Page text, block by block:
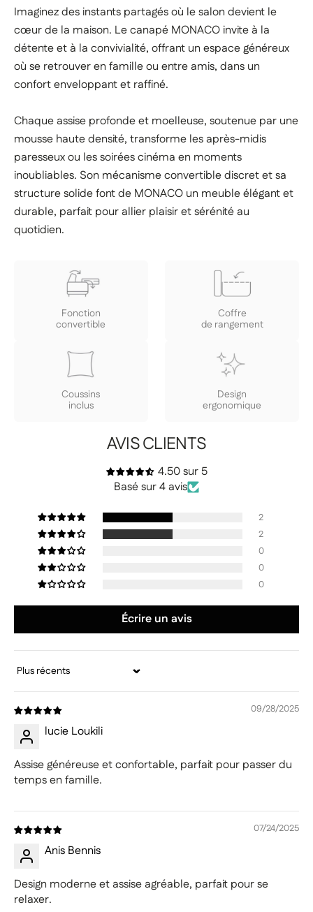
Imaginez des instants partagés où le salon devient le
cœur de la maison. Le canapé MONACO invite à la
détente et à la convivialité, offrant un espace généreux
où se retrouver en famille ou entre amis, dans un
confort enveloppant et raffiné.
Chaque assise profonde et moelleuse, soutenue par une
mousse haute densité, transforme les après-midis
paresseux ou les soirées cinéma en moments
inoubliables. Son mécanisme convertible discret et sa
structure solide font de MONACO un meuble élégant et
durable, parfait pour allier plaisir et sérénité au
quotidien.
Fonction
convertible
Coffre
de rangement
Coussins
inclus
Design
ergonomique
AVIS CLIENTS
4.50 sur 5
Basé sur 4 avis
2
2
0
0
0
Écrire un avis
Sort by
09/28/2025
lucie Loukili
Assise généreuse et confortable, parfait pour passer du
temps en famille.
07/24/2025
Anis Bennis
Design moderne et assise agréable, parfait pour se
relaxer.